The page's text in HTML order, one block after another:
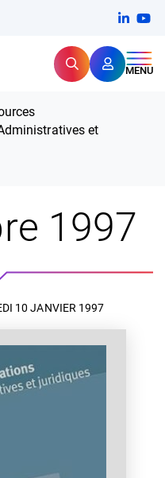
RechercherMENU
proximité pour
et
1997
10 JANVIER 1997